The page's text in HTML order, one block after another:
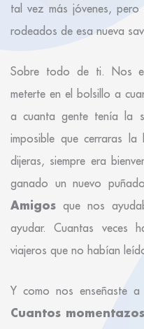
tal vez más jóvenes,
rodeados de esa nueva
Sobre todo de ti. Nos
meterte en el bolsillo a
a cuanta gente tenía la
imposible que cerraras
dijeras, siempre era
ganado un nuevo
Amigos que nos
ayudar. Cuantas veces
viajeros que no habían
Y como nos enseñaste
Cuantos